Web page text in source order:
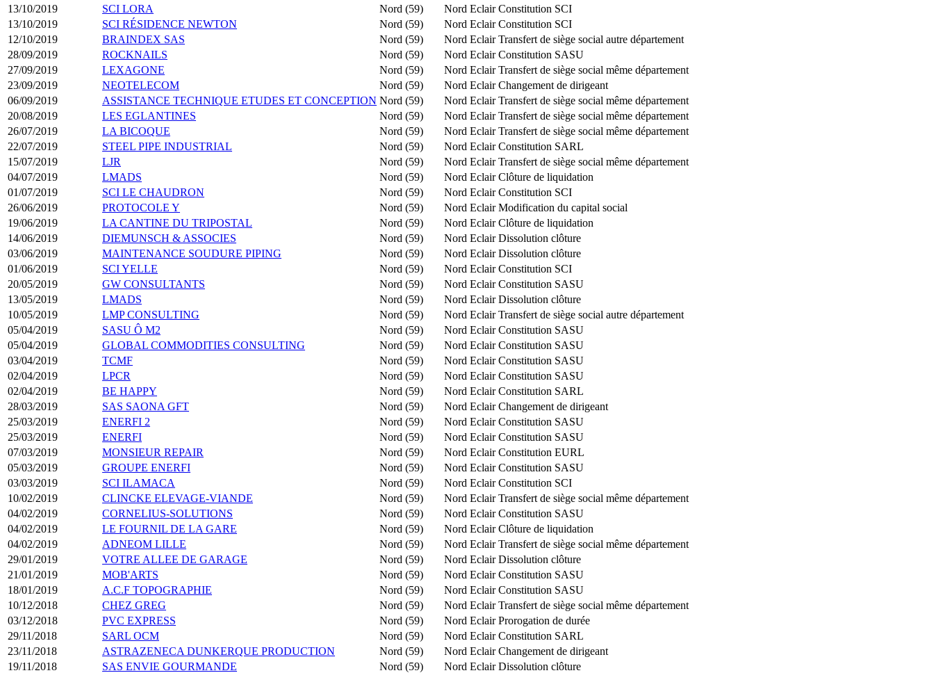
13/10/2019
SCI LORA Nord (59) Nord Eclair Constitution SCI
13/10/2019
SCI RÉSIDENCE NEWTON Nord (59) Nord Eclair Constitution SCI
12/10/2019
BRAINDEX SAS Nord (59) Nord Eclair Transfert de siège social autre département
28/09/2019
ROCKNAILS Nord (59) Nord Eclair Constitution SASU
27/09/2019
LEXAGONE Nord (59) Nord Eclair Transfert de siège social même département
23/09/2019
NEOTELECOM Nord (59) Nord Eclair Changement de dirigeant
06/09/2019
ASSISTANCE TECHNIQUE ETUDES ET CONCEPTION Nord (59) Nord Eclair Transfert de siège social même département
20/08/2019
LES EGLANTINES Nord (59) Nord Eclair Transfert de siège social même département
26/07/2019
LA BICOQUE Nord (59) Nord Eclair Transfert de siège social même département
22/07/2019
STEEL PIPE INDUSTRIAL Nord (59) Nord Eclair Constitution SARL
15/07/2019
LJR Nord (59) Nord Eclair Transfert de siège social même département
04/07/2019
LMADS Nord (59) Nord Eclair Clôture de liquidation
01/07/2019
SCI LE CHAUDRON Nord (59) Nord Eclair Constitution SCI
26/06/2019
PROTOCOLE Y Nord (59) Nord Eclair Modification du capital social
19/06/2019
LA CANTINE DU TRIPOSTAL Nord (59) Nord Eclair Clôture de liquidation
14/06/2019
DIEMUNSCH & ASSOCIES Nord (59) Nord Eclair Dissolution clôture
03/06/2019
MAINTENANCE SOUDURE PIPING Nord (59) Nord Eclair Dissolution clôture
01/06/2019
SCI YELLE Nord (59) Nord Eclair Constitution SCI
20/05/2019
GW CONSULTANTS Nord (59) Nord Eclair Constitution SASU
13/05/2019
LMADS Nord (59) Nord Eclair Dissolution clôture
10/05/2019
LMP CONSULTING Nord (59) Nord Eclair Transfert de siège social autre département
05/04/2019
SASU Ô M2 Nord (59) Nord Eclair Constitution SASU
05/04/2019
GLOBAL COMMODITIES CONSULTING Nord (59) Nord Eclair Constitution SASU
03/04/2019
TCMF Nord (59) Nord Eclair Constitution SASU
02/04/2019
LPCR Nord (59) Nord Eclair Constitution SASU
02/04/2019
BE HAPPY Nord (59) Nord Eclair Constitution SARL
28/03/2019
SAS SAONA GFT Nord (59) Nord Eclair Changement de dirigeant
25/03/2019
ENERFI 2 Nord (59) Nord Eclair Constitution SASU
25/03/2019
ENERFI Nord (59) Nord Eclair Constitution SASU
07/03/2019
MONSIEUR REPAIR Nord (59) Nord Eclair Constitution EURL
05/03/2019
GROUPE ENERFI Nord (59) Nord Eclair Constitution SASU
03/03/2019
SCI ILAMACA Nord (59) Nord Eclair Constitution SCI
10/02/2019
CLINCKE ELEVAGE-VIANDE Nord (59) Nord Eclair Transfert de siège social même département
04/02/2019
CORNELIUS-SOLUTIONS Nord (59) Nord Eclair Constitution SASU
04/02/2019
LE FOURNIL DE LA GARE Nord (59) Nord Eclair Clôture de liquidation
04/02/2019
ADNEOM LILLE Nord (59) Nord Eclair Transfert de siège social même département
29/01/2019
VOTRE ALLEE DE GARAGE Nord (59) Nord Eclair Dissolution clôture
21/01/2019
MOB'ARTS Nord (59) Nord Eclair Constitution SASU
18/01/2019
A.C.F TOPOGRAPHIE Nord (59) Nord Eclair Constitution SASU
10/12/2018
CHEZ GREG Nord (59) Nord Eclair Transfert de siège social même département
03/12/2018
PVC EXPRESS Nord (59) Nord Eclair Prorogation de durée
29/11/2018
SARL OCM Nord (59) Nord Eclair Constitution SARL
23/11/2018
ASTRAZENECA DUNKERQUE PRODUCTION Nord (59) Nord Eclair Changement de dirigeant
19/11/2018
SAS ENVIE GOURMANDE Nord (59) Nord Eclair Dissolution clôture